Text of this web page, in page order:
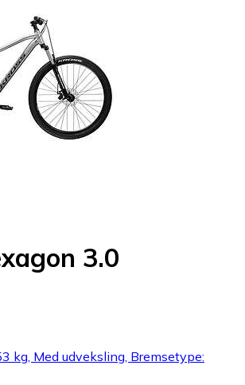
3.0
kg, Med udveksling, Bremsetype: